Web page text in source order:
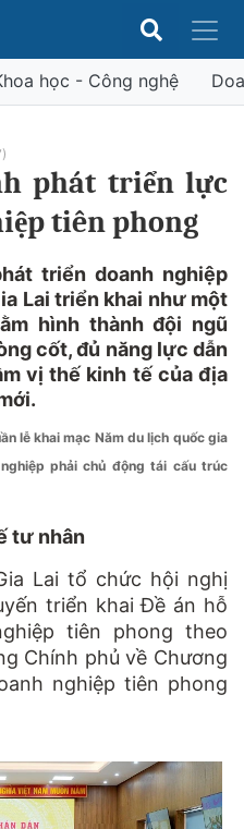
học - Công nghệ
phát triển lực
tiên phong
triển doanh nghiệp
Lai triển khai như một
hình thành đội ngũ
cốt, đủ năng lực dẫn
vị thế kinh tế của địa
lễ khai mạc Năm du lịch quốc gia
phải chủ động tái cấu trúc
tư nhân
Lai tổ chức hội nghị
triển khai Đề án hỗ
tiên phong theo
Chính phủ về Chương
nghiệp tiên phong